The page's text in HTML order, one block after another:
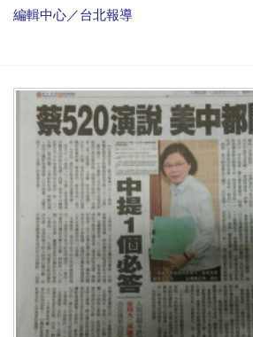
編輯中心／台北報導